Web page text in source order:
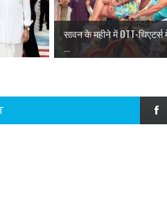
सावन के महीने में OTT-थिएटर्स